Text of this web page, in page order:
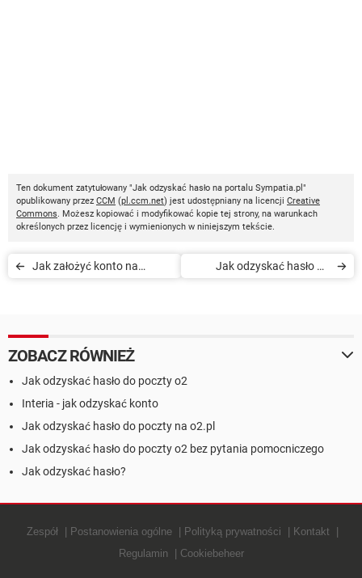
Ten dokument zatytułowany "Jak odzyskać hasło na portalu Sympatia.pl"
opublikowany przez CCM (pl.ccm.net) jest udostępniany na licencji Creative
Commons. Możesz kopiować i modyfikować kopie tej strony, na warunkach
określonych przez licencję i wymienionych w niniejszym tekście.
Jak założyć konto na
Jak odzyskać hasło do
ZOBACZ RÓWNIEŻ
Jak odzyskać hasło do poczty o2
Interia - jak odzyskać konto
Jak odzyskać hasło do poczty na o2.pl
Jak odzyskać hasło do poczty o2 bez pytania pomocniczego
Jak odzyskać hasło?
Zespół Postanowienia ogólne Polityką prywatności
Kontakt
Regulamin
Cookiebeheer